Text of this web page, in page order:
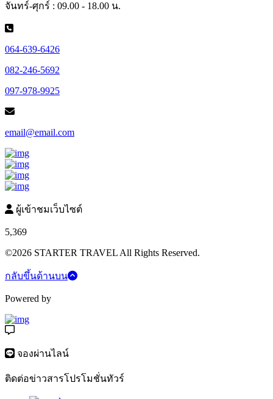
จันทร์-ศุกร์ : 09.00 - 18.00 น.
064-639-6426
082-246-5692
097-978-9925
email@email.com
ผู้เข้าชมเว็บไซต์
5,369
©2026 STARTER TRAVEL All Rights Reserved.
กลับขึ้นด้านบน
Powered by
จองผ่านไลน์
ติดต่อข่าวสารโปรโมชั่นทัวร์